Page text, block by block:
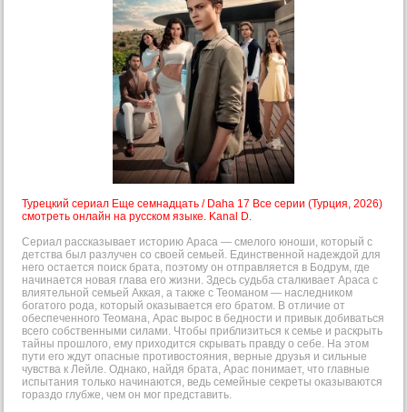
Турецкий сериал Еще семнадцать / Daha 17 Все серии (Турция, 2026)
смотреть онлайн на русском языке. Kanal D.
Сериал рассказывает историю Араса — смелого юноши, который с
детства был разлучен со своей семьей. Единственной надеждой для
него остается поиск брата, поэтому он отправляется в Бодрум, где
начинается новая глава его жизни. Здесь судьба сталкивает Араса с
влиятельной семьей Аккая, а также с Теоманом — наследником
богатого рода, который оказывается его братом. В отличие от
обеспеченного Теомана, Арас вырос в бедности и привык добиваться
всего собственными силами. Чтобы приблизиться к семье и раскрыть
тайны прошлого, ему приходится скрывать правду о себе. На этом
пути его ждут опасные противостояния, верные друзья и сильные
чувства к Лейле. Однако, найдя брата, Арас понимает, что главные
испытания только начинаются, ведь семейные секреты оказываются
гораздо глубже, чем он мог представить.